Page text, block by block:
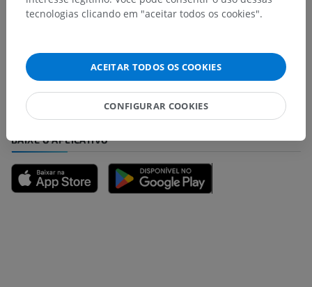
Encontrou um erro?
melhora de conteúdo.
BAIXE O APLICATIVO
tecnologias clicando em "aceitar todos os cookies".
ACEITAR TODOS OS COOKIES
CONFIGURAR COOKIES